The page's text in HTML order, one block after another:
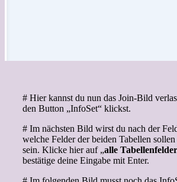
# Hier kannst du nun das Join-Bild
den Button „InfoSet“ klickst.
# Im nächsten Bild wirst du nach der
welche Felder der beiden Tabellen
sein. Klicke hier auf „alle
bestätige deine Eingabe mit Enter.